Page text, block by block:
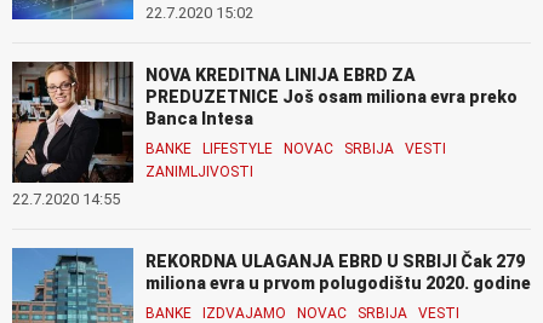
22.7.2020 15:02
NOVA KREDITNA LINIJA EBRD ZA
PREDUZETNICE Još osam miliona evra preko
Banca Intesa
BANKE LIFESTYLE NOVAC SRBIJA
VESTI
ZANIMLJIVOSTI
22.7.2020 14:55
REKORDNA ULAGANJA EBRD U SRBIJI Čak 279
miliona evra u prvom polugodištu 2020. godine
BANKE IZDVAJAMO NOVAC SRBIJA VESTI